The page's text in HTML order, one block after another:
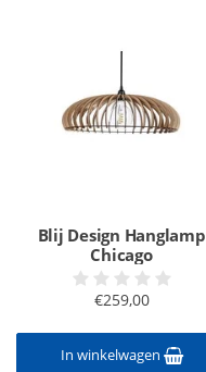
Blij Design Hanglamp
Chicago
€259,00
In winkelwagen